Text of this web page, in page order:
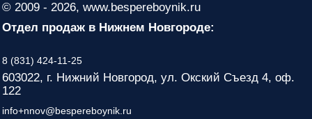
© 2009 - 2026, www.bespereboynik.ru
Отдел продаж в Нижнем Новгороде:
8 (831) 424-11-25
603022, г. Нижний Новгород, ул. Окский Съезд 4, оф.
122
info+nnov@bespereboynik.ru